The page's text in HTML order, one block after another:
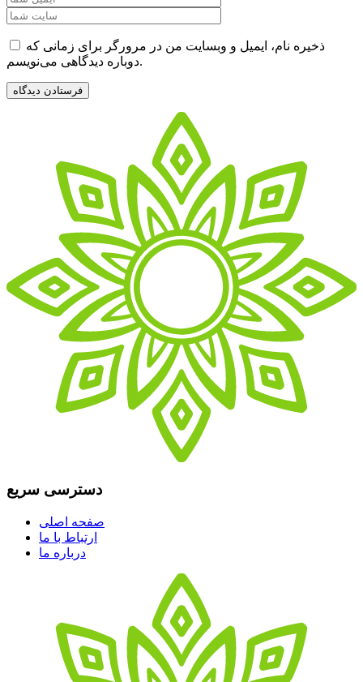
ذخیره نام، ایمیل و وبسایت من در مرورگر برای زمانی که
دوباره دیدگاهی می‌نویسم.
دسترسی سریع
صفحه اصلی
ارتباط با ما
درباره ما